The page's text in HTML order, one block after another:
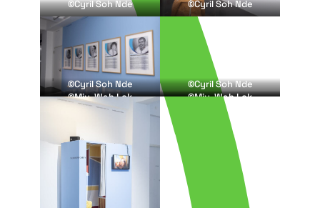
©Cyril Soh Nde ©Cyril Soh Nde
©Cyril Soh Nde
©Cyril Soh Nde
©Miu-Wah Lok
©Miu-Wah Lok